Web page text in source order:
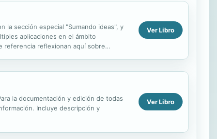
la sección especial "Sumando ideas", y
aplicaciones en el ámbito
referencia reflexionan aquí sobre
Ver Libro
la documentación y edición de todas
Incluye descripción y
Ver Libro